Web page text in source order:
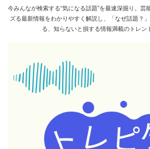
今みんなが検索する“気になる話題”を最速深掘り。芸
ズる最新情報をわかりやすく解説し、「なぜ話題？
る、知らないと損する情報満載のトレン